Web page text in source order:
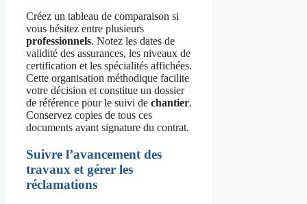
Créez un tableau de comparaison si
vous hésitez entre plusieurs
professionnels. Notez les dates de
validité des assurances, les niveaux de
certification et les spécialités affichées.
Cette organisation méthodique facilite
votre décision et constitue un dossier
de référence pour le suivi de chantier.
Conservez copies de tous ces
documents avant signature du contrat.
Suivre l’avancement des
travaux et gérer les
réclamations